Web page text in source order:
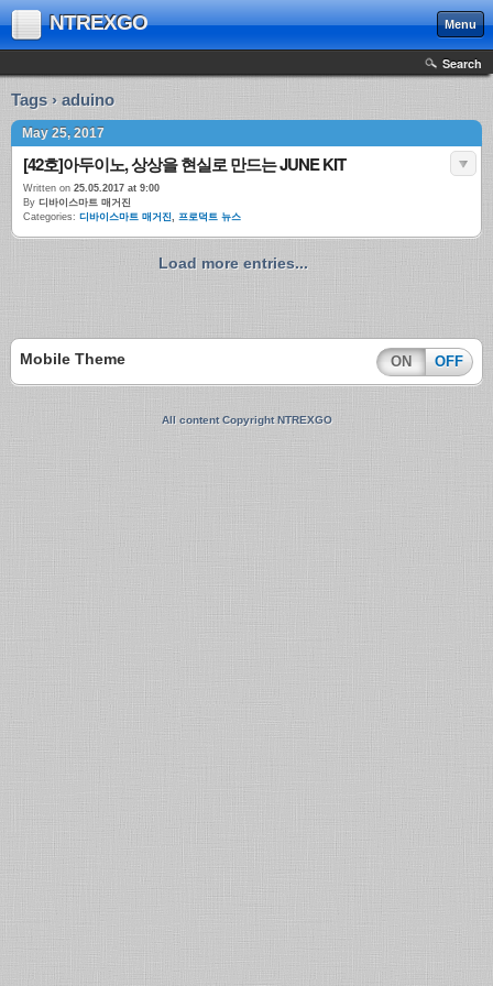
NTREXGO Menu
Search
Tags › aduino
May 25, 2017
[42호]아두이노, 상상을 현실로 만드는 JUNE KIT
Written on 25.05.2017 at 9:00
By 디바이스마트 매거진
Categories: 디바이스마트 매거진, 프로덕트 뉴스
Load more entries...
Mobile Theme ON OFF
All content Copyright NTREXGO